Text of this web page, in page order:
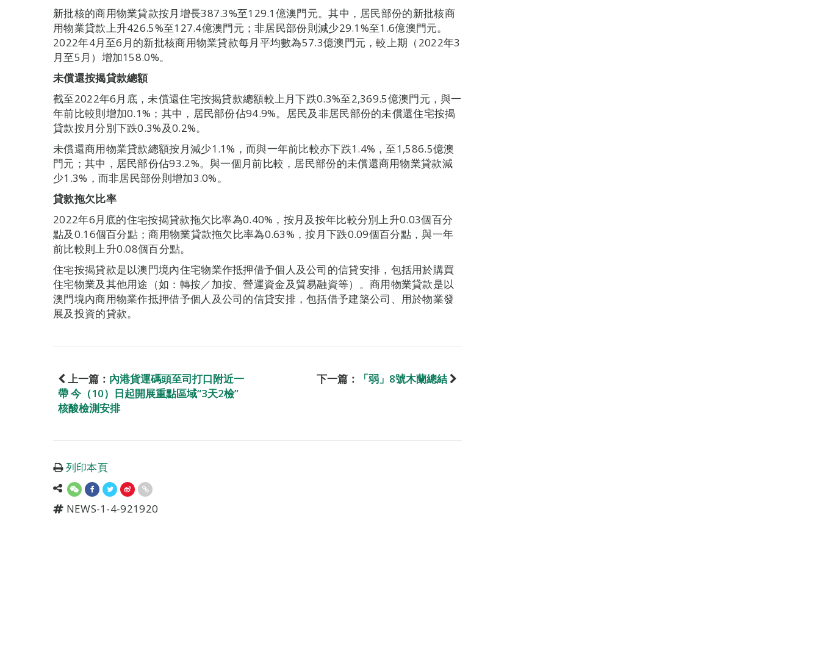
新批核的商用物業貸款按月增長387.3%至129.1億澳門元。其中，居民部份的新批核商
用物業貸款上升426.5%至127.4億澳門元；非居民部份則減少29.1%至1.6億澳門元。
2022年4月至6月的新批核商用物業貸款每月平均數為57.3億澳門元，較上期（2022年3
月至5月）增加158.0%。
未償還按揭貸款總額
截至2022年6月底，未償還住宅按揭貸款總額較上月下跌0.3%至2,369.5億澳門元，與一
年前比較則增加0.1%；其中，居民部份佔94.9%。居民及非居民部份的未償還住宅按揭
貸款按月分別下跌0.3%及0.2%。
未償還商用物業貸款總額按月減少1.1%，而與一年前比較亦下跌1.4%，至1,586.5億澳
門元；其中，居民部份佔93.2%。與一個月前比較，居民部份的未償還商用物業貸款減
少1.3%，而非居民部份則增加3.0%。
貸款拖欠比率
2022年6月底的住宅按揭貸款拖欠比率為0.40%，按月及按年比較分別上升0.03個百分
點及0.16個百分點；商用物業貸款拖欠比率為0.63%，按月下跌0.09個百分點，與一年
前比較則上升0.08個百分點。
住宅按揭貸款是以澳門境內住宅物業作抵押借予個人及公司的信貸安排，包括用於購買
住宅物業及其他用途（如：轉按／加按、營運資金及貿易融資等）。商用物業貸款是以
澳門境內商用物業作抵押借予個人及公司的信貸安排，包括借予建築公司、用於物業發
展及投資的貸款。
上一篇： 內港貨運碼頭至司打口附近一
帶 今（10）日起開展重點區域“3天2檢”
核酸檢測安排
下一篇： 「弱」8號木蘭總結
列印本頁
NEWS-1-4-921920